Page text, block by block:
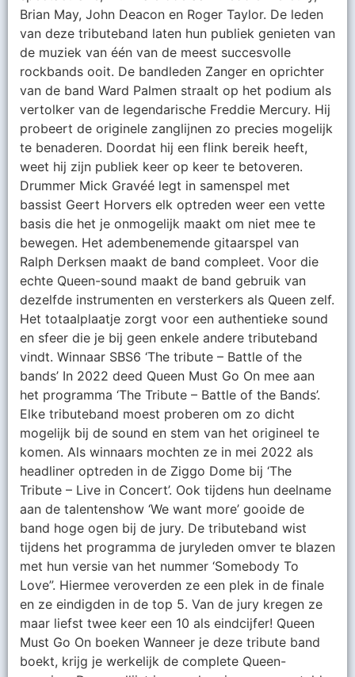
Brian May, John Deacon en Roger Taylor. De leden
van deze tributeband laten hun publiek genieten van
de muziek van één van de meest succesvolle
rockbands ooit. De bandleden Zanger en oprichter
van de band Ward Palmen straalt op het podium als
vertolker van de legendarische Freddie Mercury. Hij
probeert de originele zanglijnen zo precies mogelijk
te benaderen. Doordat hij een flink bereik heeft,
weet hij zijn publiek keer op keer te betoveren.
Drummer Mick Gravéé legt in samenspel met
bassist Geert Horvers elk optreden weer een vette
basis die het je onmogelijk maakt om niet mee te
bewegen. Het adembenemende gitaarspel van
Ralph Derksen maakt de band compleet. Voor die
echte Queen-sound maakt de band gebruik van
dezelfde instrumenten en versterkers als Queen zelf.
Het totaalplaatje zorgt voor een authentieke sound
en sfeer die je bij geen enkele andere tributeband
vindt. Winnaar SBS6 ‘The tribute – Battle of the
bands’ In 2022 deed Queen Must Go On mee aan
het programma ‘The Tribute – Battle of the Bands’.
Elke tributeband moest proberen om zo dicht
mogelijk bij de sound en stem van het origineel te
komen. Als winnaars mochten ze in mei 2022 als
headliner optreden in de Ziggo Dome bij ‘The
Tribute – Live in Concert’. Ook tijdens hun deelname
aan de talentenshow ‘We want more’ gooide de
band hoge ogen bij de jury. De tributeband wist
tijdens het programma de juryleden omver te blazen
met hun versie van het nummer ‘Somebody To
Love”. Hiermee veroverden ze een plek in de finale
en ze eindigden in de top 5. Van de jury kregen ze
maar liefst twee keer een 10 als eindcijfer! Queen
Must Go On boeken Wanneer je deze tribute band
boekt, krijg je werkelijk de complete Queen-